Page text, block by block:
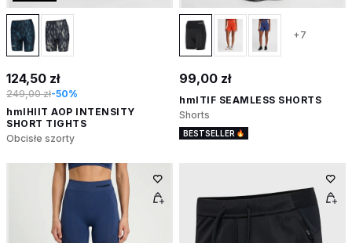
124,50 zł
249,00 zł-50%
hmlHIIT AOP INTENSITY
SHORT TIGHTS
Obcisłe szorty
+7
99,00 zł
hmlTIF SEAMLESS SHORTS
Shorts
BESTSELLER